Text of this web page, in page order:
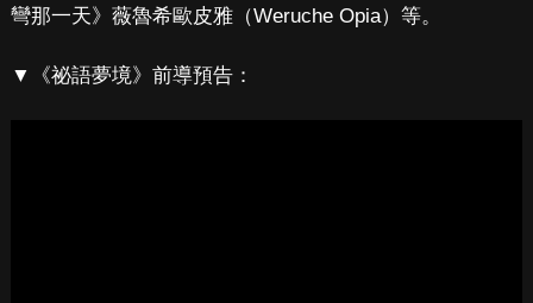
彎那一天》薇魯希歐皮雅（Weruche Opia）等。
▼《祕語夢境》前導預告：